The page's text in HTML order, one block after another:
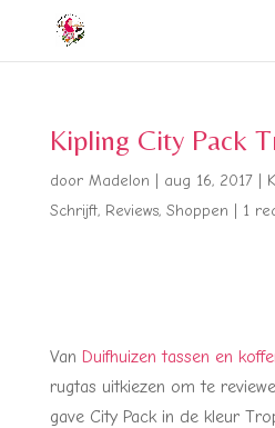
Kipling City Pack
door Madelon aug 16, 2017|
Schrijft, Reviews, Shoppen 1
Van Duifhuizen tassen en
rugtas uitkiezen om te
gave City Pack in de kleur